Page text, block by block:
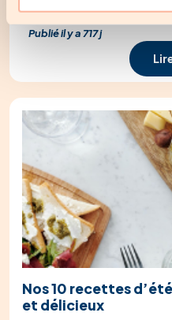
Publié il y a 717 j
Nos 10 recettes
et délicieux